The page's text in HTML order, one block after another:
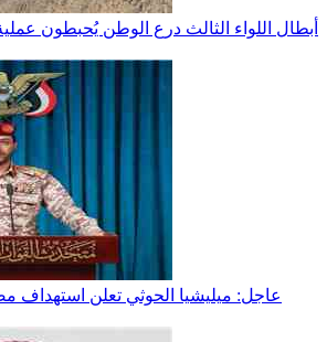
أبطال اللواء الثالث درع الوطن يُحبطون
عاجل: ميليشيا الحوثي تعلن استهداف